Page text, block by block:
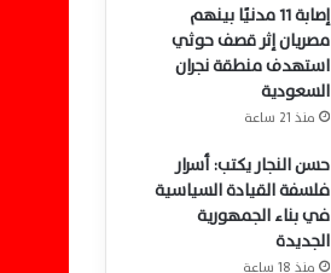
إصابة 11 مدنيًا بينهم
مصريان إثر قصف حوثي
استهدف منطقة نجران
السعودية
منذ 21 ساعة
حسن النجار يكتب: أسرار
فلسفة القيادة السياسية
في بناء الجمهورية
الجديدة
منذ 18 ساعة